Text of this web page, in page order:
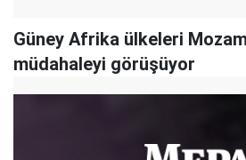
Güney Afrika ülkeleri
müdahaleyi görüşüyor